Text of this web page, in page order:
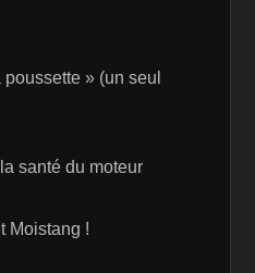
» (un seul
santé du moteur
Moistang !